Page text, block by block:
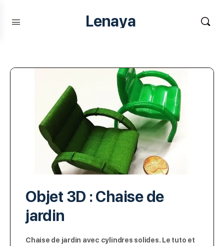
Lenaya
Objet 3D : Chaise de
jardin
Chaise de jardin avec cylindres solides. Le tuto et